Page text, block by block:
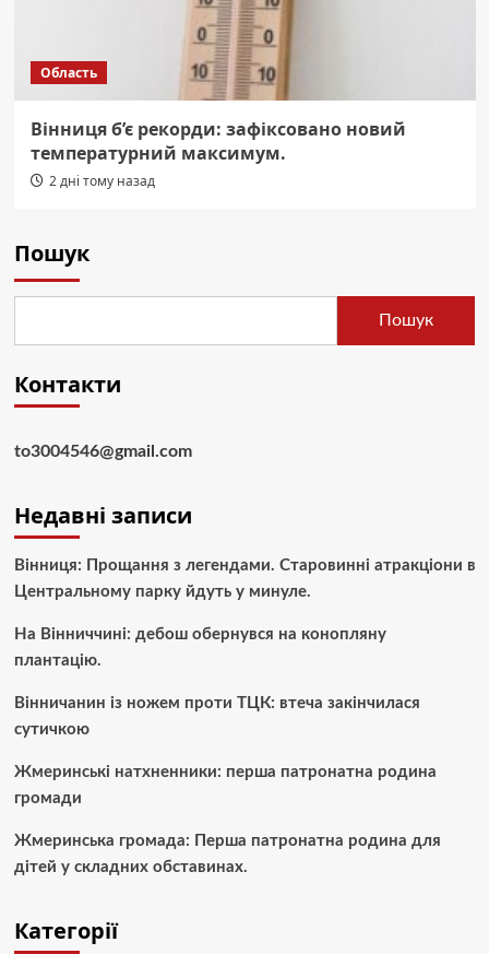
Область
Вінниця б’є рекорди: зафіксовано новий
температурний максимум.
2 дні тому назад
Пошук
Пошук
Контакти
to3004546@gmail.com
Недавні записи
Вінниця: Прощання з легендами. Старовинні атракціони в
Центральному парку йдуть у минуле.
На Вінниччині: дебош обернувся на конопляну
плантацію.
Вінничанин із ножем проти ТЦК: втеча закінчилася
сутичкою
Жмеринські натхненники: перша патронатна родина
громади
Жмеринська громада: Перша патронатна родина для
дітей у складних обставинах.
Категорії